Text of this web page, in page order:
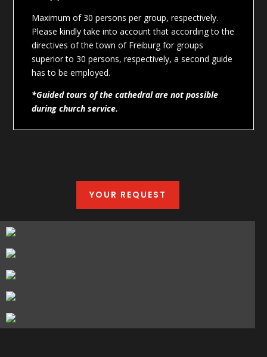
Maximum of 30 persons per group, respectively.
Please kindly take into account that according to the
directives of the town of Freiburg for groups
superior to 30 persons, respectively, a second guide
has to be employed.
*Guided tours of the cathedral are not possible
during church service.
YOUR REQUEST